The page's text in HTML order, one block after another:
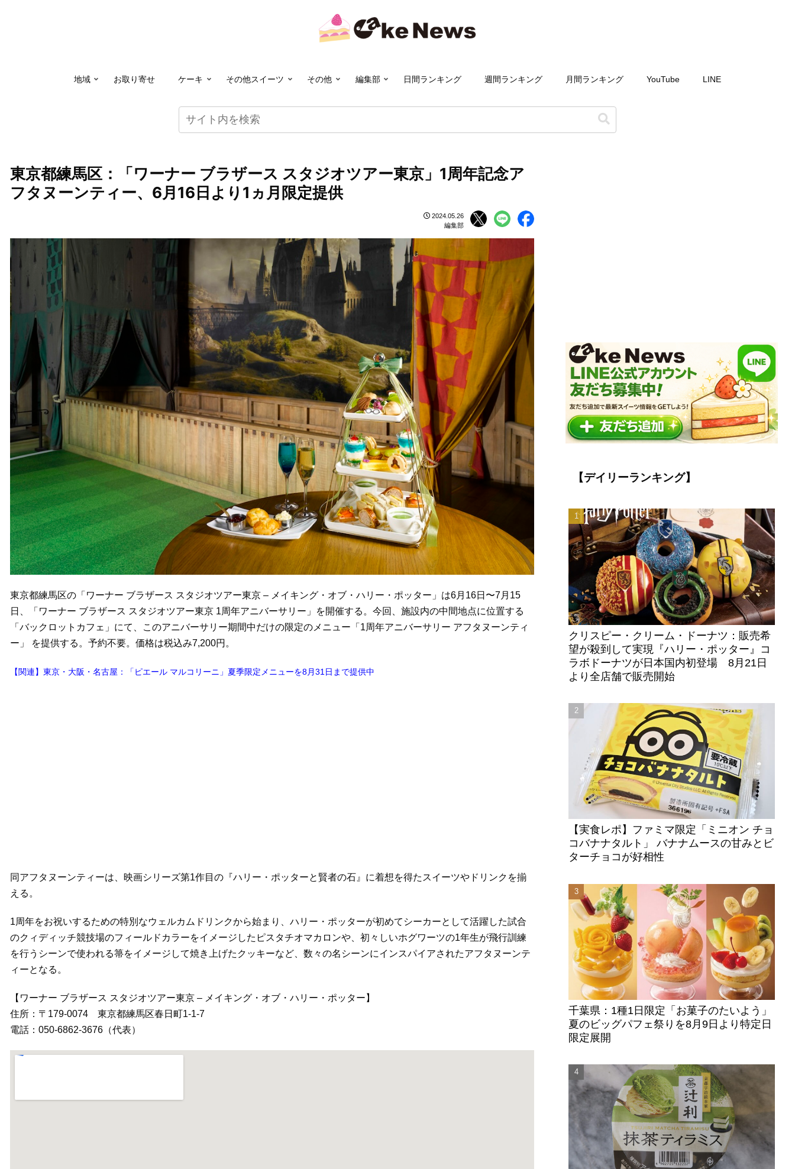
地域 お取り寄せ ケーキ その他スイーツ その他 編集部 日間ランキング 週間ランキング 月間ランキング YouTube LINE
東京都練馬区：「ワーナー ブラザース スタジオツアー東京」1周年記念ア
フタヌーンティー、6月16日より1ヵ月限定提供
2024.05.26
編集部
東京都練馬区の「ワーナー ブラザース スタジオツアー東京 – メイキング・オブ・ハリー・ポッター」は6月16日〜7月15
日、「ワーナー ブラザース スタジオツアー東京 1周年アニバーサリー」を開催する。今回、施設内の中間地点に位置する
「バックロットカフェ」にて、このアニバーサリー期間中だけの限定のメニュー「1周年アニバーサリー アフタヌーンティ
ー」 を提供する。予約不要。価格は税込み7,200円。
【関連】東京・大阪・名古屋：「ピエール マルコリーニ」夏季限定メニューを8月31日まで提供中
同アフタヌーンティーは、映画シリーズ第1作目の『ハリー・ポッターと賢者の石』に着想を得たスイーツやドリンクを揃
える。
1周年をお祝いするための特別なウェルカムドリンクから始まり、ハリー・ポッターが初めてシーカーとして活躍した試合
のクィディッチ競技場のフィールドカラーをイメージしたピスタチオマカロンや、初々しいホグワーツの1年生が飛行訓練
を行うシーンで使われる箒をイメージして焼き上げたクッキーなど、数々の名シーンにインスパイアされたアフタヌーンテ
ィーとなる。
【ワーナー ブラザース スタジオツアー東京 – メイキング・オブ・ハリー・ポッター】
住所：〒179-0074 東京都練馬区春日町1-1-7
電話：050-6862-3676（代表）
【デイリーランキング】
クリスピー・クリーム・ドーナツ：販売希
望が殺到して実現『ハリー・ポッター』コ
ラボドーナツが日本国内初登場 8月21日
より全店舗で販売開始
【実食レポ】ファミマ限定「ミニオン チョ
コバナナタルト」 バナナムースの甘みとビ
ターチョコが好相性
千葉県：1種1日限定「お菓子のたいよう」
夏のビッグパフェ祭りを8月9日より特定日
限定展開